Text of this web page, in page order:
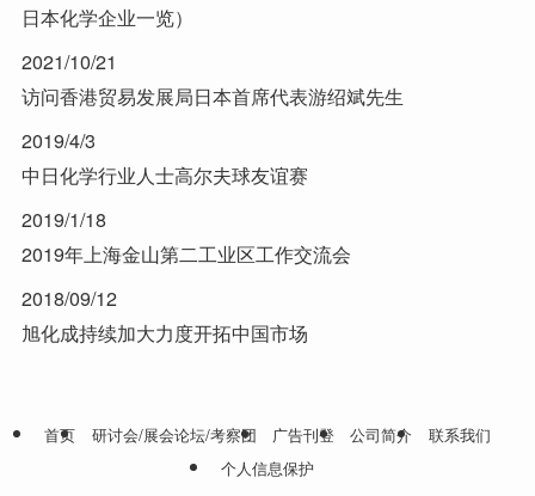
日本化学企业一览）
2021/10/21
访问香港贸易发展局日本首席代表游绍斌先生
2019/4/3
中日化学行业人士高尔夫球友谊赛
2019/1/18
2019年上海金山第二工业区工作交流会
2018/09/12
旭化成持续加大力度开拓中国市场
首页 研讨会/展会论坛/考察团 广告刊登 公司简介
联系我们
个人信息保护